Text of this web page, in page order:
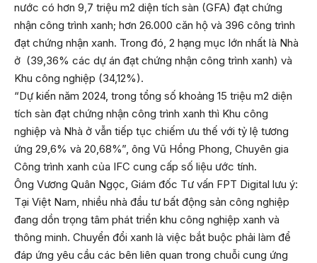
nước có hơn 9,7 triệu m2 diện tích sàn (GFA) đạt chứng
nhận công trình xanh; hơn 26.000 căn hộ và 396 công trình
đạt chứng nhận xanh. Trong đó, 2 hạng mục lớn nhất là Nhà
ở (39,36% các dự án đạt chứng nhận công trình xanh) và
Khu công nghiệp (34,12%).
“Dự kiến năm 2024, trong tổng số khoảng 15 triệu m2 diện
tích sàn đạt chứng nhận công trình xanh thì Khu công
nghiệp và Nhà ở vẫn tiếp tục chiếm ưu thế với tỷ lệ tương
ứng 29,6% và 20,68%”, ông Vũ Hồng Phong, Chuyên gia
Công trình xanh của IFC cung cấp số liệu ước tính.
Ông Vương Quân Ngọc, Giám đốc Tư vấn FPT Digital lưu ý:
Tại Việt Nam, nhiều nhà đầu tư bất động sản công nghiệp
đang dồn trọng tâm phát triển khu công nghiệp xanh và
thông minh. Chuyển đổi xanh là việc bắt buộc phải làm để
đáp ứng yêu cầu các bên liên quan trong chuỗi cung ứng